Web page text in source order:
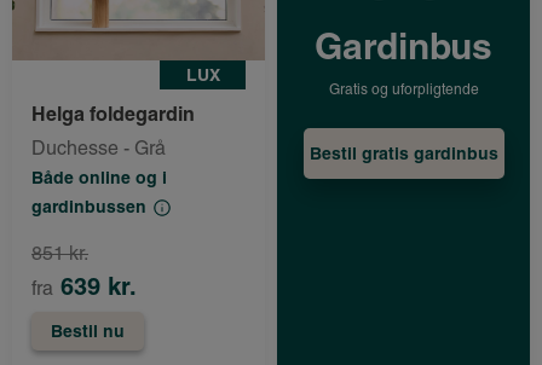
LUX
Helga foldegardin
Duchesse - Grå
Både online og i
gardinbussen
fra 639 kr.
851 kr.
Bestil nu
Gardinbus
Gratis og uforpligtende
Bestil gratis gardinbus